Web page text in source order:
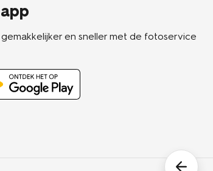
en sneller met de fotoservice